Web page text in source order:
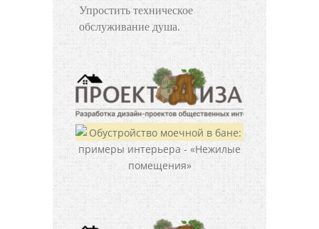
Упростить техническое
обслуживание душа.